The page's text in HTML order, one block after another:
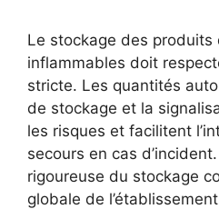
Le stockage des produits
inflammables doit
stricte. Les quantités
de stockage et la
les risques et facilitent
secours en cas
rigoureuse du stockage
globale de